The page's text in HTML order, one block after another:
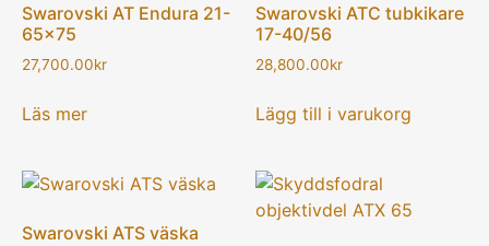
Swarovski AT Endura 21-
65×75
27,700.00kr
Läs mer
Swarovski ATC tubkikare
17-40/56
28,800.00kr
Lägg till i varukorg
Swarovski ATS väska